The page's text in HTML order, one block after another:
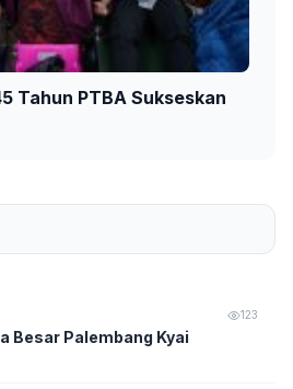
Tahun PTBA Sukseskan
123
Besar Palembang Kyai